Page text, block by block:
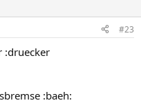
#23
:druecker
:baeh: